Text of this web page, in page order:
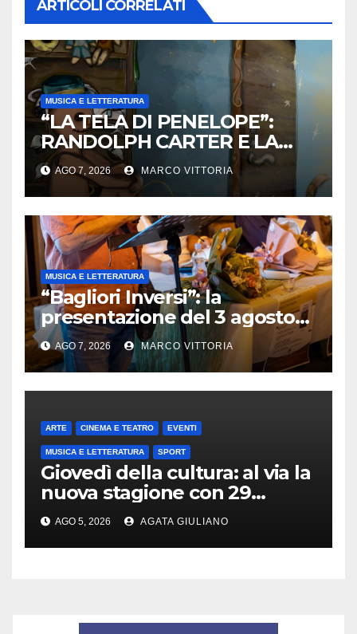
ARTICOLI CORRELATI
MUSICA E LETTERATURA
“LA TELA DI PENELOPE”:
RANDOLPH CARTER E LA
ROTTURA CHE DIVENTA
LIBERTÀ
AGO 7, 2026 MARCO VITTORIA
MUSICA E LETTERATURA
“Bagliori Inversi”: la
presentazione del 3 agosto
2026 a Pietragalla
AGO 7, 2026 MARCO VITTORIA
ARTE CINEMA E TEATRO EVENTI
MUSICA E LETTERATURA SPORT
Giovedì della cultura: al via la
nuova stagione con 29
appuntamenti da ottobre a
maggio
AGO 5, 2026 AGATA GIULIANO